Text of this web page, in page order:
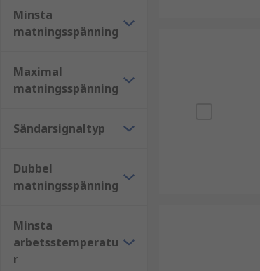
Minsta
matningsspänning
Maximal
matningsspänning
Sändarsignaltyp
Dubbel
matningsspänning
Minsta
arbetsstemperatu
r